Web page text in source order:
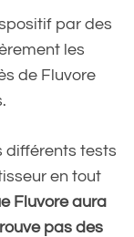
par des
les
de Fluvore
différents tests
en tout
Fluvore aura
pas des